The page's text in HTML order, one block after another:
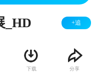
_HD +追
下载 分享